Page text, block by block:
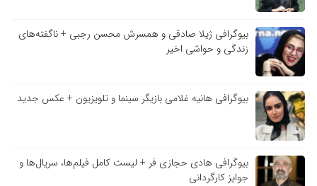
بیوگرافی ژیلا صادقی و همسرش محسن رجبی + ناگفته‌های
زندگی و حواشی اخیر
بیوگرافی هانیه غلامی بازیگر سینما و تلویزیون + عکس جدید
بیوگرافی هادی حجازی فر + لیست کامل فیلم‌ها، سریال‌ها و
جوایز کارگردانی